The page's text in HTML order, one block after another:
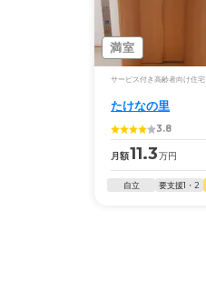
満室
サービス付き高齢者向け住宅
たけなの里
3.8
月額11.3万円
自立 要支援1・2